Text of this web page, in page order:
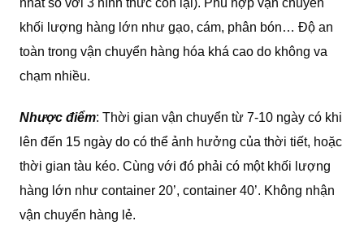
nhất so với 3 hình thức còn lại). Phù hợp vận chuyển
khối lượng hàng lớn như gạo, cám, phân bón… Độ an
toàn trong vận chuyển hàng hóa khá cao do không va
chạm nhiều.
Nhược điểm: Thời gian vận chuyển từ 7-10 ngày có khi
lên đến 15 ngày do có thể ảnh hưởng của thời tiết, hoặc
thời gian tàu kéo. Cùng với đó phải có một khối lượng
hàng lớn như container 20’, container 40’. Không nhận
vận chuyển hàng lẻ.